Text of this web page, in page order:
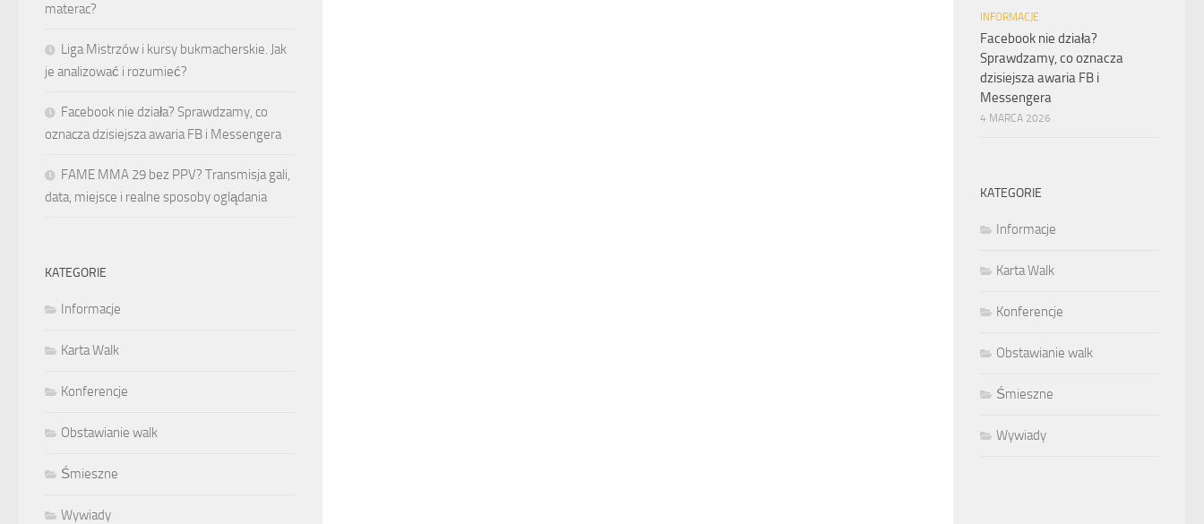
materac?
Liga Mistrzów i kursy bukmacherskie. Jak
je analizować i rozumieć?
Facebook nie działa? Sprawdzamy, co
oznacza dzisiejsza awaria FB i Messengera
FAME MMA 29 bez PPV? Transmisja gali,
data, miejsce i realne sposoby oglądania
KATEGORIE
Informacje
Karta Walk
Konferencje
Obstawianie walk
Śmieszne
Wywiady
INFORMACJE
Facebook nie działa?
Sprawdzamy, co oznacza
dzisiejsza awaria FB i
Messengera
4 MARCA 2026
KATEGORIE
Informacje
Karta Walk
Konferencje
Obstawianie walk
Śmieszne
Wywiady